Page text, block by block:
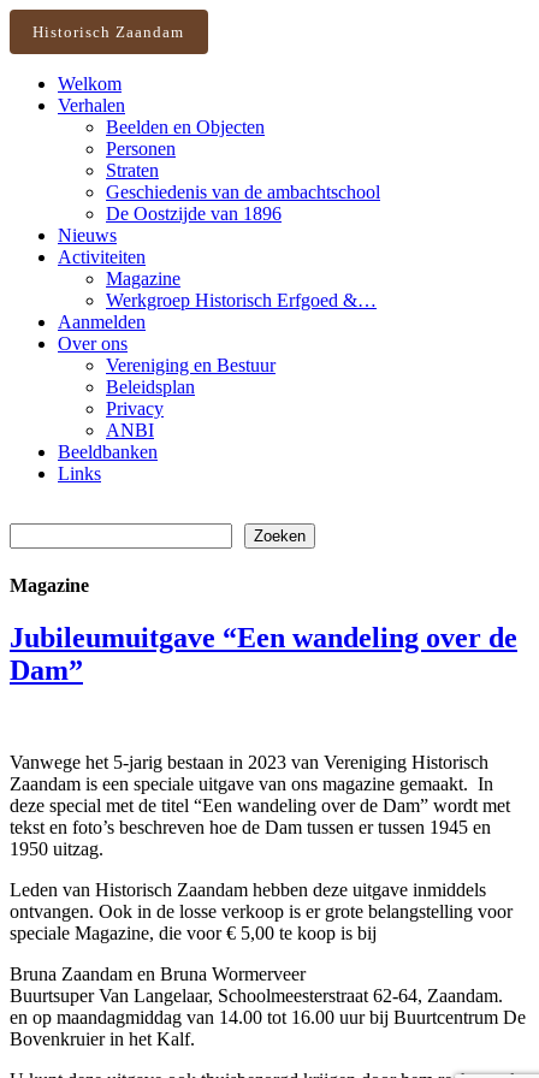
Historisch Zaandam
Welkom
Verhalen
Beelden en Objecten
Personen
Straten
Geschiedenis van de ambachtschool
De Oostzijde van 1896
Nieuws
Activiteiten
Magazine
Werkgroep Historisch Erfgoed &…
Aanmelden
Over ons
Vereniging en Bestuur
Beleidsplan
Privacy
ANBI
Beeldbanken
Links
Zoeken
Magazine
Jubileumuitgave “Een wandeling over de
Dam”
Vanwege het 5-jarig bestaan in 2023 van Vereniging Historisch
Zaandam is een speciale uitgave van ons magazine gemaakt. In
deze special met de titel “Een wandeling over de Dam” wordt met
tekst en foto’s beschreven hoe de Dam tussen er tussen 1945 en
1950 uitzag.
Leden van Historisch Zaandam hebben deze uitgave inmiddels
ontvangen. Ook in de losse verkoop is er grote belangstelling voor
speciale Magazine, die voor € 5,00 te koop is bij
Bruna Zaandam en Bruna Wormerveer
Buurtsuper Van Langelaar, Schoolmeesterstraat 62-64, Zaandam.
en op maandagmiddag van 14.00 tot 16.00 uur bij Buurtcentrum De
Bovenkruier in het Kalf.